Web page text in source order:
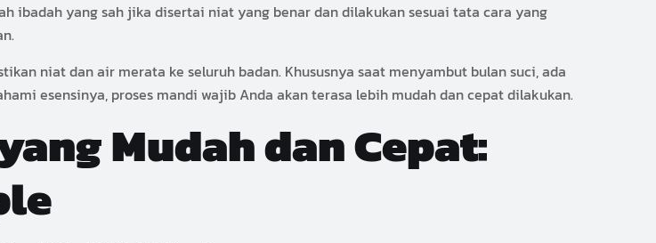
ibadah yang sah jika disertai niat yang benar dan dilakukan sesuai tata cara yang
niat dan air merata ke seluruh badan. Khususnya saat menyambut bulan suci, ada
esensinya, proses mandi wajib Anda akan terasa lebih mudah dan cepat dilakukan.
Mudah dan Cepat: